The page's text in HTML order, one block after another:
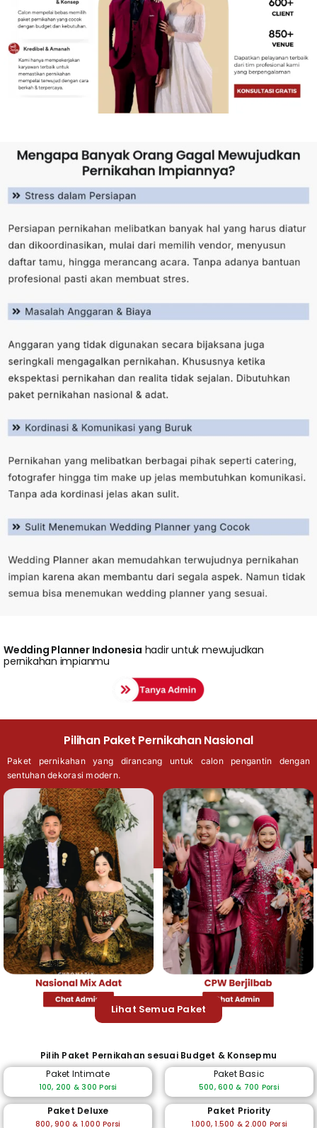
Wedding Planner Indonesia hadir untuk mewujudkan
pernikahan impianmu
Pilihan Paket Pernikahan Nasional
Paket pernikahan yang dirancang untuk calon pengantin dengan
sentuhan dekorasi modern.
Lihat Semua Paket
Pilih Paket Pernikahan sesuai Budget & Konsepmu
Paket Intimate
100, 200 & 300 Porsi
Paket Basic
500, 600 & 700 Porsi
Paket Deluxe
800, 900 & 1.000 Porsi
Paket Priority
1.000, 1.500 & 2.000 Porsi